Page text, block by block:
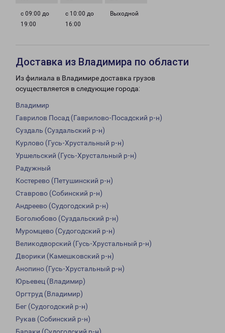
с 09:00 до
19:00
с 10:00 до
16:00
Выходной
Доставка из Владимира по области
Из филиала в Владимире доставка грузов
осуществляется в следующие города:
Владимир
Гаврилов Посад (Гаврилово-Посадский р-н)
Суздаль (Суздальский р-н)
Курлово (Гусь-Хрустальный р-н)
Уршельский (Гусь-Хрустальный р-н)
Радужный
Костерево (Петушинский р-н)
Ставрово (Собинский р-н)
Андреево (Судогодский р-н)
Боголюбово (Суздальский р-н)
Муромцево (Судогодский р-н)
Великодворский (Гусь-Хрустальный р-н)
Дворики (Камешковский р-н)
Анопино (Гусь-Хрустальный р-н)
Юрьевец (Владимир)
Оргтруд (Владимир)
Бег (Судогодский р-н)
Рукав (Собинский р-н)